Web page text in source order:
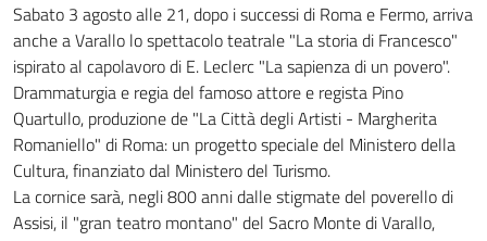
Sabato 3 agosto alle 21, dopo i successi di Roma e Fermo, arriva
anche a Varallo lo spettacolo teatrale "La storia di Francesco"
ispirato al capolavoro di E. Leclerc "La sapienza di un povero".
Drammaturgia e regia del famoso attore e regista Pino
Quartullo, produzione de "La Città degli Artisti - Margherita
Romaniello" di Roma: un progetto speciale del Ministero della
Cultura, finanziato dal Ministero del Turismo.
La cornice sarà, negli 800 anni dalle stigmate del poverello di
Assisi, il "gran teatro montano" del Sacro Monte di Varallo,